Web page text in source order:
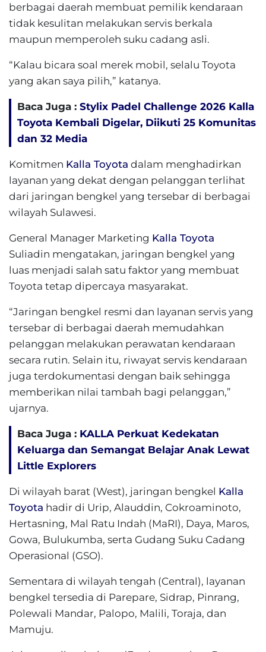
berbagai daerah membuat pemilik kendaraan
tidak kesulitan melakukan servis berkala
maupun memperoleh suku cadang asli.
“Kalau bicara soal merek mobil, selalu Toyota
yang akan saya pilih,” katanya.
Baca Juga : Stylix Padel Challenge 2026 Kalla
Toyota Kembali Digelar, Diikuti 25 Komunitas
dan 32 Media
Komitmen Kalla Toyota dalam menghadirkan
layanan yang dekat dengan pelanggan terlihat
dari jaringan bengkel yang tersebar di berbagai
wilayah Sulawesi.
General Manager Marketing Kalla Toyota
Suliadin mengatakan, jaringan bengkel yang
luas menjadi salah satu faktor yang membuat
Toyota tetap dipercaya masyarakat.
“Jaringan bengkel resmi dan layanan servis yang
tersebar di berbagai daerah memudahkan
pelanggan melakukan perawatan kendaraan
secara rutin. Selain itu, riwayat servis kendaraan
juga terdokumentasi dengan baik sehingga
memberikan nilai tambah bagi pelanggan,”
ujarnya.
Baca Juga : KALLA Perkuat Kedekatan
Keluarga dan Semangat Belajar Anak Lewat
Little Explorers
Di wilayah barat (West), jaringan bengkel Kalla
Toyota hadir di Urip, Alauddin, Cokroaminoto,
Hertasning, Mal Ratu Indah (MaRI), Daya, Maros,
Gowa, Bulukumba, serta Gudang Suku Cadang
Operasional (GSO).
Sementara di wilayah tengah (Central), layanan
bengkel tersedia di Parepare, Sidrap, Pinrang,
Polewali Mandar, Palopo, Malili, Toraja, dan
Mamuju.